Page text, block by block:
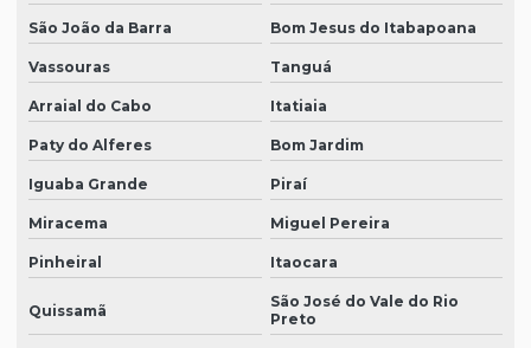
São João da Barra Bom Jesus do Itabapoana
Vassouras Tanguá
Arraial do Cabo Itatiaia
Paty do Alferes Bom Jardim
Iguaba Grande Piraí
Miracema Miguel Pereira
Pinheiral Itaocara
Quissamã
São José do Vale do Rio
Preto